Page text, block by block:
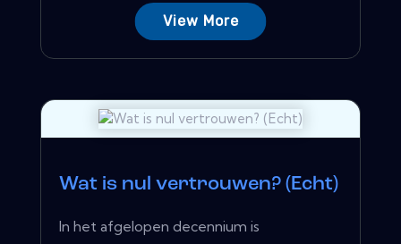
View More
Wat is nul vertrouwen? (Echt)
In het afgelopen decennium is